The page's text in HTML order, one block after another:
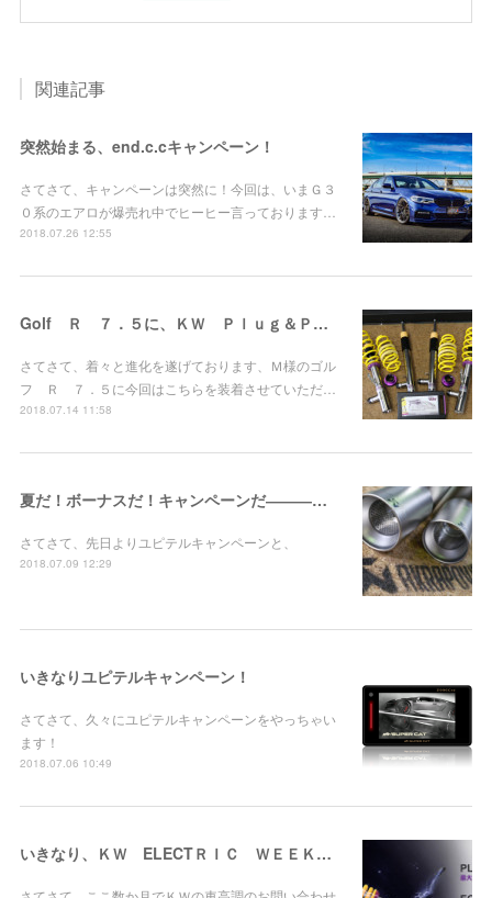
関連記事
突然始まる、end.c.cキャンペーン！
さてさて、キャンペーンは突然に！今回は、いまＧ３
０系のエアロが爆売れ中でヒーヒー言っております…
2018.07.26 12:55
Golf Ｒ ７．５に、ＫＷ Ｐｌｕｇ＆Ｐｌａｙお取り付け！
さてさて、着々と進化を遂げております、Ｍ様のゴル
フ Ｒ ７．５に今回はこちらを装着させていただ…
2018.07.14 11:58
夏だ！ボーナスだ！キャンペーンだ――――！
さてさて、先日よりユピテルキャンペーンと、
2018.07.09 12:29
いきなりユピテルキャンペーン！
さてさて、久々にユピテルキャンペーンをやっちゃい
ます！
2018.07.06 10:49
いきなり、ＫＷ ELECTＲＩＣ ＷＥＥＫ キャンペーン！